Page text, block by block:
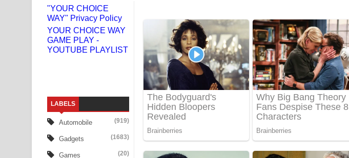
Doni Song Lyrics - දෝණි ගීතයේ පද පෙළ
Benthara Palame Song Lyrics - බෙන්තර පාලමේ ගීතයේ පද පෙළ
Sanda Babalena Song Lyrics - සඳ බැබලෙන ගීතයේ පද පෙළ
Adare Wadi Nisa Song Lyrics - ආදරේ වැඩි නිසා ගීතයේ පද පෙළ
UNUHUMA Song Lyrics - උණුහුම ගීතයේ පද පෙළ
Katakara Song Lyrics - කටකාර ගීතයේ පද පෙළ
Tharu Yaye Dilena Song Lyrics - තරු යායේ දිලෙනා ගීතයේ පද පෙළ
"YOUR CHOICE
WAY" Privacy Policy
YOUR CHOICE WAY
GAME PLAY -
YOUTUBE PLAYLIST
LABELS
Automobile (919)
Gadgets (1683)
Games (20)